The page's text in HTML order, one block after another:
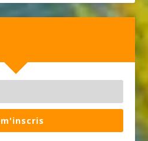
m'inscris